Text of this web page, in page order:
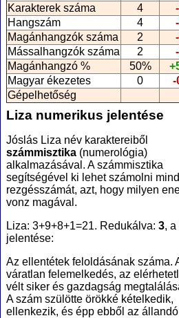
Karakterek száma
4
Hangszám
4
Magánhangzók száma
2
Mássalhangzók száma
2
Magánhangzó %
50%
Magyar ékezetes
0
-
Gépelhetőség
Liza numerikus jelentése
Jóslás Liza név karaktereiből
számmisztika (numerológia)
alkalmazásával. A számmisztika
segítségével ki lehet számolni
rezgésszámát, azt, hogy milyen
vonz magával.
Liza: 3+9+8+1=21. Redukálva: 3, a
jelentése:
Az ellentétek feloldásának száma.
váratlan felemelkedés, az
vélt siker és gazdagság
A szám szülötte örökké kételkedik,
ellenkezik, és épp ebből az állandó